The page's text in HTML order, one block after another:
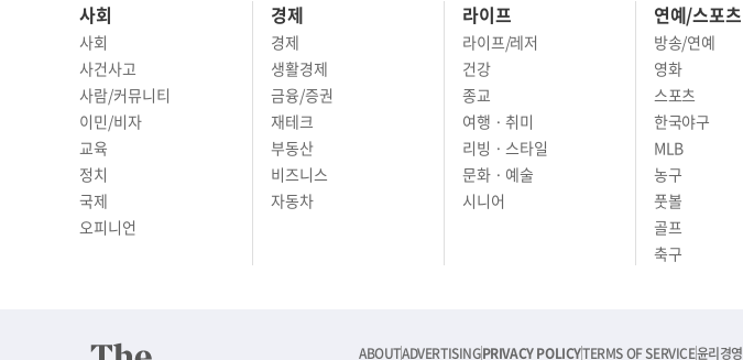
사회
사회
사건사고
사람/커뮤니티
이민/비자
교육
정치
국제
오피니언
경제
경제
생활경제
금융/증권
재테크
부동산
비즈니스
자동차
라이프
라이프/레저
건강
종교
여행 · 취미
리빙 · 스타일
문화 · 예술
시니어
연예/스포츠
방송/연예
영화
스포츠
한국야구
MLB
농구
풋볼
골프
축구
ABOUTADVERTISINGPRIVACY POLICYTERMS OF SERVICE윤리경영